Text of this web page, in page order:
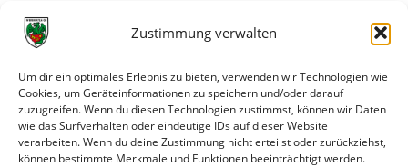
Zustimmung verwalten
Um dir ein optimales Erlebnis zu bieten, verwenden wir Technologien wie
Cookies, um Geräteinformationen zu speichern und/oder darauf
zuzugreifen. Wenn du diesen Technologien zustimmst, können wir Daten
wie das Surfverhalten oder eindeutige IDs auf dieser Website
verarbeiten. Wenn du deine Zustimmung nicht erteilst oder zurückziehst,
können bestimmte Merkmale und Funktionen beeinträchtigt werden.
31. Juli 2026
30. Juli 2026
Deine Spielminute: 89+1
28. Juli 2026
Neuer Rückensponsor